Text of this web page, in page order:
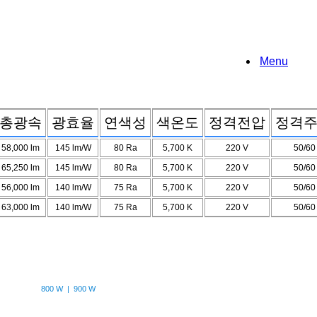
Menu
총광속 광효율 연색성 색온도 정격전압 정격
58,000 lm 145 lm/W 80 Ra 5,700 K 220 V
50/60
65,250 lm 145 lm/W 80 Ra 5,700 K 220 V
50/60
56,000 lm 140 lm/W 75 Ra 5,700 K 220 V
50/60
63,000 lm 140 lm/W 75 Ra 5,700 K 220 V 50/60
800 W | 900 W